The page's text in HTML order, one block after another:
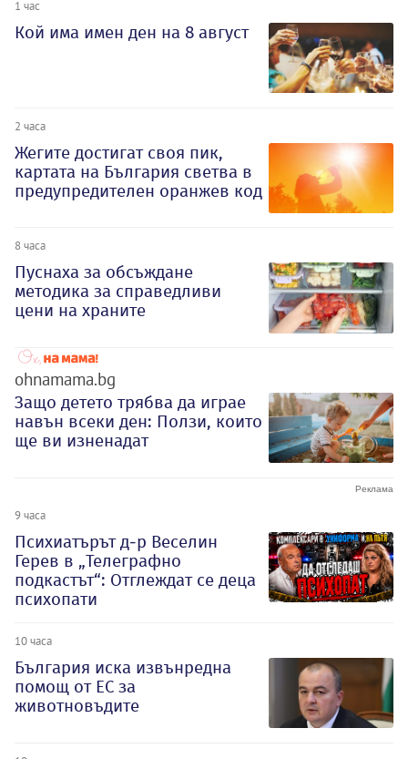
1 час
Кой има имен ден на 8 август
2 часа
Жегите достигат своя пик,
картата на България светва в
предупредителен оранжев код
8 часа
Пуснаха за обсъждане
методика за справедливи
цени на храните
ohnamama.bg
Защо детето трябва да играе
навън всеки ден: Ползи, които
ще ви изненадат
9 часа
Психиатърът д-р Веселин
Герев в „Телеграфно
подкастът“: Отглеждат се деца
психопати
10 часа
България иска извънредна
помощ от ЕС за
животновъдите